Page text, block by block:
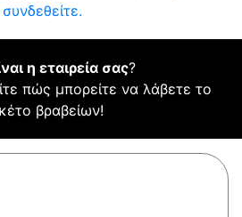
συνδεθείτε.
η εταιρεία σας?
πώς μπορείτε να λάβετε το
βραβείων!